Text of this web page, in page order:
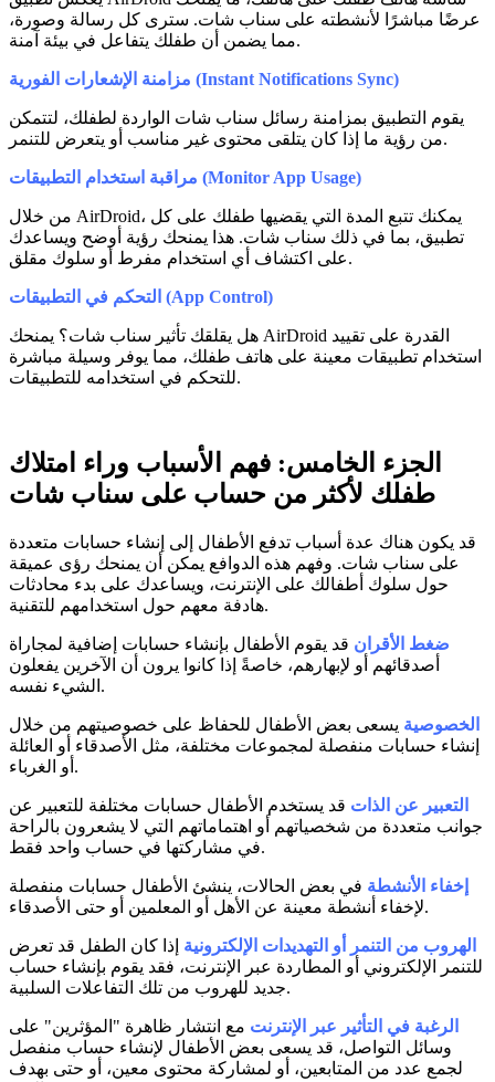
عرضًا مباشرًا لأنشطته على سناب شات. سترى كل رسالة وصورة،
مما يضمن أن طفلك يتفاعل في بيئة آمنة.
مزامنة الإشعارات الفورية (Instant Notifications Sync)
يقوم التطبيق بمزامنة رسائل سناب شات الواردة لطفلك، لتتمكن
من رؤية ما إذا كان يتلقى محتوى غير مناسب أو يتعرض للتنمر.
مراقبة استخدام التطبيقات (Monitor App Usage)
من خلال AirDroid، يمكنك تتبع المدة التي يقضيها طفلك على كل
تطبيق، بما في ذلك سناب شات. هذا يمنحك رؤية أوضح ويساعدك
على اكتشاف أي استخدام مفرط أو سلوك مقلق.
التحكم في التطبيقات (App Control)
هل يقلقك تأثير سناب شات؟ يمنحك AirDroid القدرة على تقييد
استخدام تطبيقات معينة على هاتف طفلك، مما يوفر وسيلة مباشرة
للتحكم في استخدامه للتطبيقات.
الجزء الخامس: فهم الأسباب وراء امتلاك
طفلك لأكثر من حساب على سناب شات
قد يكون هناك عدة أسباب تدفع الأطفال إلى إنشاء حسابات متعددة
على سناب شات. وفهم هذه الدوافع يمكن أن يمنحك رؤى عميقة
حول سلوك أطفالك على الإنترنت، ويساعدك على بدء محادثات
هادفة معهم حول استخدامهم للتقنية.
ضغط الأقران قد يقوم الأطفال بإنشاء حسابات إضافية لمجاراة
أصدقائهم أو لإبهارهم، خاصةً إذا كانوا يرون أن الآخرين يفعلون
الشيء نفسه.
الخصوصية يسعى بعض الأطفال للحفاظ على خصوصيتهم من خلال
إنشاء حسابات منفصلة لمجموعات مختلفة، مثل الأصدقاء أو العائلة
أو الغرباء.
التعبير عن الذات قد يستخدم الأطفال حسابات مختلفة للتعبير عن
جوانب متعددة من شخصياتهم أو اهتماماتهم التي لا يشعرون بالراحة
في مشاركتها في حساب واحد فقط.
إخفاء الأنشطة في بعض الحالات، ينشئ الأطفال حسابات منفصلة
لإخفاء أنشطة معينة عن الأهل أو المعلمين أو حتى الأصدقاء.
الهروب من التنمر أو التهديدات الإلكترونية إذا كان الطفل قد تعرض
للتنمر الإلكتروني أو المطاردة عبر الإنترنت، فقد يقوم بإنشاء حساب
جديد للهروب من تلك التفاعلات السلبية.
الرغبة في التأثير عبر الإنترنت مع انتشار ظاهرة "المؤثرين" على
وسائل التواصل، قد يسعى بعض الأطفال لإنشاء حساب منفصل
لجمع عدد من المتابعين، أو لمشاركة محتوى معين، أو حتى بهدف